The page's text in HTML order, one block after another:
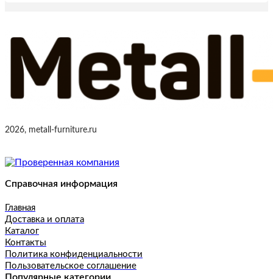
2026, metall-furniture.ru
Справочная информация
Главная
Доставка и оплата
Каталог
Контакты
Политика конфиденциальности
Пользовательское соглашение